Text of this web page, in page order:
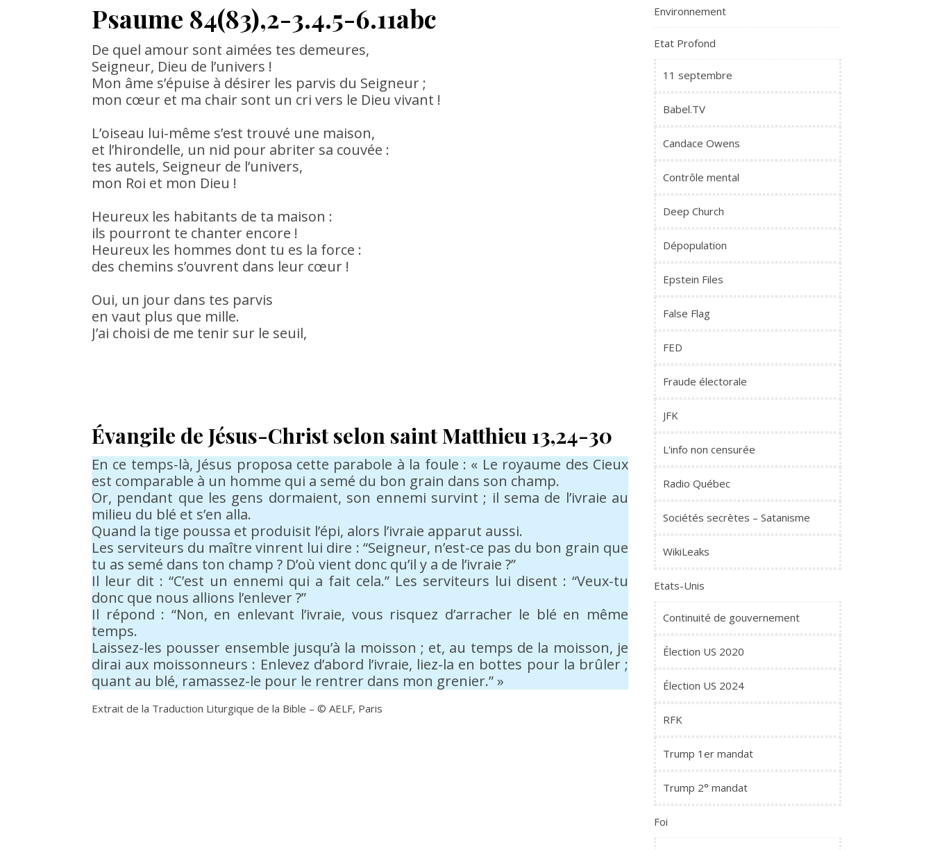
Psaume 84(83),2-3.4.5-6.11abc
De quel amour sont aimées tes demeures,
Seigneur, Dieu de l’univers !
Mon âme s’épuise à désirer les parvis du Seigneur ;
mon cœur et ma chair sont un cri vers le Dieu vivant !
L’oiseau lui-même s’est trouvé une maison,
et l’hirondelle, un nid pour abriter sa couvée :
tes autels, Seigneur de l’univers,
mon Roi et mon Dieu !
Heureux les habitants de ta maison :
ils pourront te chanter encore !
Heureux les hommes dont tu es la force :
des chemins s’ouvrent dans leur cœur !
Oui, un jour dans tes parvis
en vaut plus que mille.
J’ai choisi de me tenir sur le seuil,
Évangile de Jésus-Christ selon saint Matthieu 13,24-30
En ce temps-là, Jésus proposa cette parabole à la foule : « Le royaume des Cieux
est comparable à un homme qui a semé du bon grain dans son champ.
Or, pendant que les gens dormaient, son ennemi survint ; il sema de l’ivraie au
milieu du blé et s’en alla.
Quand la tige poussa et produisit l’épi, alors l’ivraie apparut aussi.
Les serviteurs du maître vinrent lui dire : “Seigneur, n’est-ce pas du bon grain que
tu as semé dans ton champ ? D’où vient donc qu’il y a de l’ivraie ?”
Il leur dit : “C’est un ennemi qui a fait cela.” Les serviteurs lui disent : “Veux-tu
donc que nous allions l’enlever ?”
Il répond : “Non, en enlevant l’ivraie, vous risquez d’arracher le blé en même
temps.
Laissez-les pousser ensemble jusqu’à la moisson ; et, au temps de la moisson, je
dirai aux moissonneurs : Enlevez d’abord l’ivraie, liez-la en bottes pour la brûler ;
quant au blé, ramassez-le pour le rentrer dans mon grenier.” »
Extrait de la Traduction Liturgique de la Bible – © AELF, Paris
Environnement
Etat Profond
11 septembre
Babel.TV
Candace Owens
Contrôle mental
Deep Church
Dépopulation
Epstein Files
False Flag
FED
Fraude électorale
JFK
L'info non censurée
Radio Québec
Sociétés secrètes – Satanisme
WikiLeaks
Etats-Unis
Continuité de gouvernement
Élection US 2020
Élection US 2024
RFK
Trump 1er mandat
Trump 2° mandat
Foi